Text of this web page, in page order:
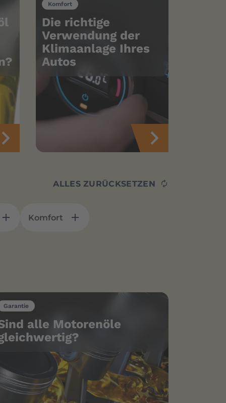
Komfort
Die richtige
Verwendung der
Klimaanlage Ihres
Autos
ALLES ZURÜCKSETZEN
Komfort
Garantie
alle Motorenöle